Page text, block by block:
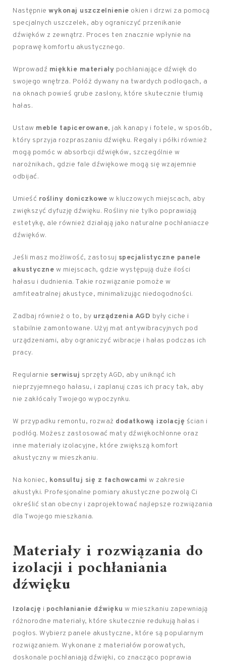
Następnie wykonaj uszczelnienie okien i drzwi za pomocą
specjalnych uszczelek, aby ograniczyć przenikanie
dźwięków z zewnątrz. Proces ten znacznie wpłynie na
poprawę komfortu akustycznego.
Wprowadź miękkie materiały pochłaniające dźwięk do
swojego wnętrza. Połóż dywany na twardych podłogach, a
na oknach powieś grube zasłony, które skutecznie tłumią
hałas.
Ustaw meble tapicerowane, jak kanapy i fotele, w sposób,
który sprzyja rozpraszaniu dźwięku. Regały i półki również
mogą pomóc w absorbcji dźwięków, szczególnie w
narożnikach, gdzie fale dźwiękowe mogą się wzajemnie
odbijać.
Umieść rośliny doniczkowe w kluczowych miejscach, aby
zwiększyć dyfuzję dźwięku. Rośliny nie tylko poprawiają
estetykę, ale również działają jako naturalne pochłaniacze
dźwięków.
Jeśli masz możliwość, zastosuj specjalistyczne panele
akustyczne w miejscach, gdzie występują duże ilości
hałasu i dudnienia. Takie rozwiązanie pomoże w
amfiteatralnej akustyce, minimalizując niedogodności.
Zadbaj również o to, by urządzenia AGD były ciche i
stabilnie zamontowane. Użyj mat antywibracyjnych pod
urządzeniami, aby ograniczyć wibracje i hałas podczas ich
pracy.
Regularnie serwisuj sprzęty AGD, aby uniknąć ich
nieprzyjemnego hałasu, i zaplanuj czas ich pracy tak, aby
nie zakłócały Twojego wypoczynku.
W przypadku remontu, rozważ dodatkową izolację ścian i
podłóg. Możesz zastosować maty dźwiękochłonne oraz
inne materiały izolacyjne, które zwiększą komfort
akustyczny w mieszkaniu.
Na koniec, konsultuj się z fachowcami w zakresie
akustyki. Profesjonalne pomiary akustyczne pozwolą Ci
określić stan obecny i zaprojektować najlepsze rozwiązania
dla Twojego mieszkania.
Materiały i rozwiązania do
izolacji i pochłaniania
dźwięku
Izolację i pochłanianie dźwięku w mieszkaniu zapewniają
różnorodne materiały, które skutecznie redukują hałas i
pogłos. Wybierz panele akustyczne, które są popularnym
rozwiązaniem. Wykonane z materiałów porowatych,
doskonale pochłaniają dźwięki, co znacząco poprawia